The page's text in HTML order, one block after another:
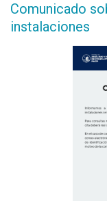
Comunicado
instalaciones